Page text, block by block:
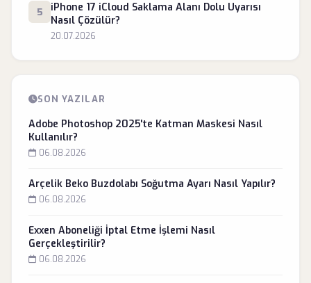
5
iPhone 17 iCloud Saklama Alanı Dolu Uyarısı
Nasıl Çözülür?
20.07.2026
SON YAZILAR
Adobe Photoshop 2025'te Katman Maskesi Nasıl
Kullanılır?
06.08.2026
Arçelik Beko Buzdolabı Soğutma Ayarı Nasıl Yapılır?
06.08.2026
Exxen Aboneliği İptal Etme İşlemi Nasıl
Gerçekleştirilir?
06.08.2026